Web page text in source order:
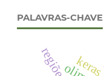
PALAVRAS-CHAVE
keras